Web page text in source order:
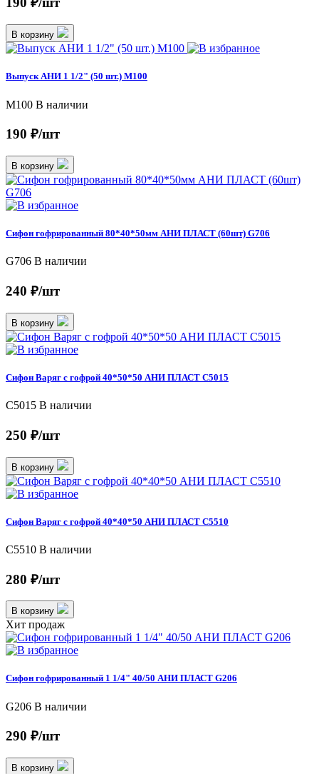
В корзину
Выпуск АНИ 1 1/2" (50 шт.) M100
М100 В наличии
190 ₽/шт
В корзину
Сифон гофрированный 80*40*50мм АНИ ПЛАСТ (60шт) G706
G706 В наличии
240 ₽/шт
В корзину
Сифон Варяг с гофрой 40*50*50 АНИ ПЛАСТ C5015
С5015 В наличии
250 ₽/шт
В корзину
Сифон Варяг с гофрой 40*40*50 АНИ ПЛАСТ C5510
C5510 В наличии
280 ₽/шт
В корзину
Хит продаж
Сифон гофрированный 1 1/4" 40/50 АНИ ПЛАСТ G206
G206 В наличии
290 ₽/шт
В корзину